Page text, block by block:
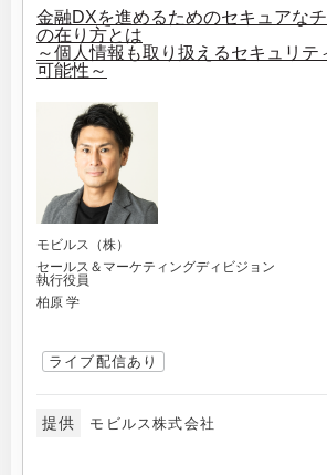
金融DXを進めるためのセキュアな
の在り方とは
～個人情報も取り扱えるセキュリテ
可能性～
モビルス（株）
セールス＆マーケティングディビジョン
執行役員
柏原 学
ライブ配信あり
提供 モビルス株式会社